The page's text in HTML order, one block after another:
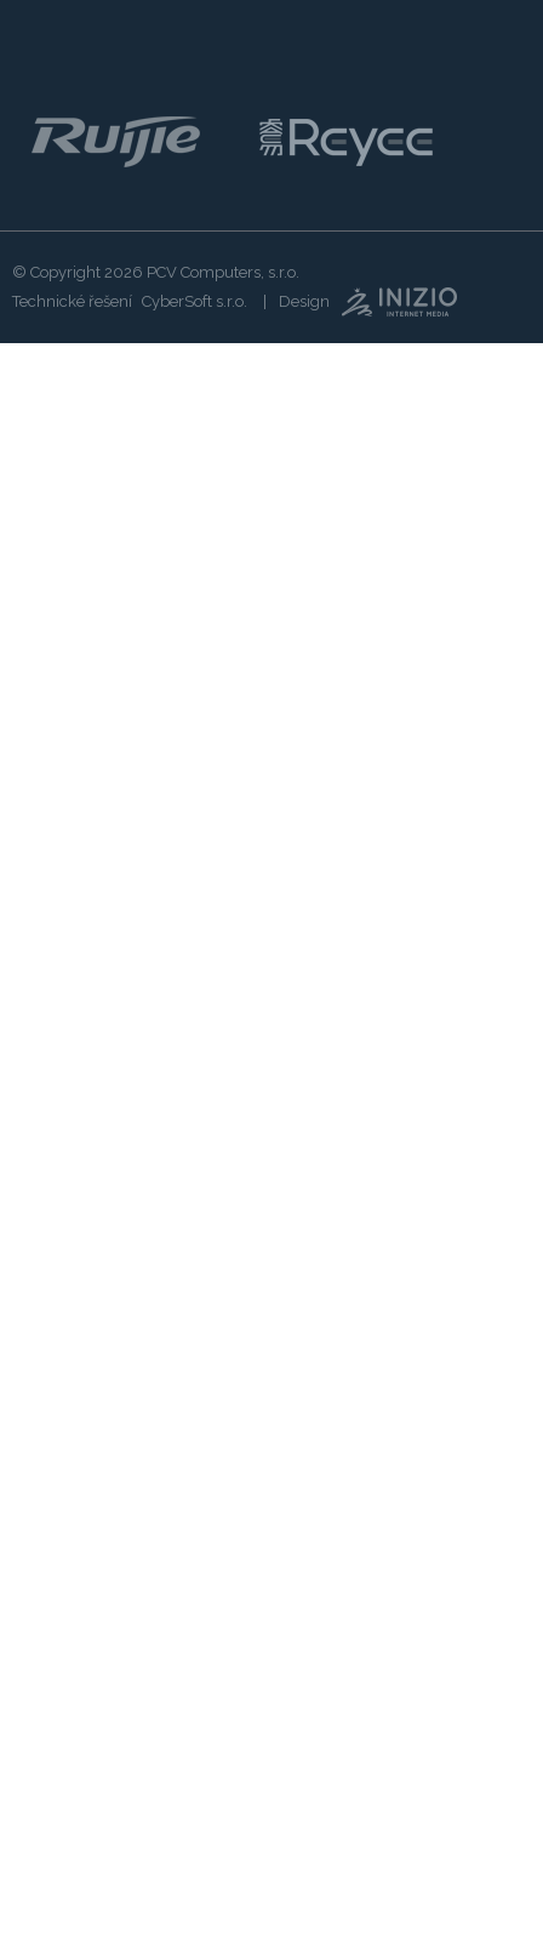
© Copyright 2026 PCV Computers, s.r.o.
Technické řešení CyberSoft s.r.o. Design